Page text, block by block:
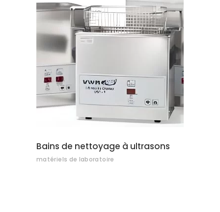
Bains de nettoyage à ultrasons
matériels de laboratoire